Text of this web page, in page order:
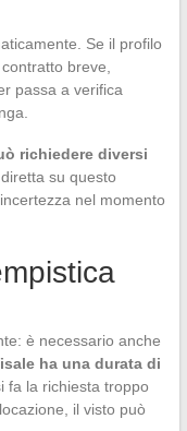
Se il profilo
breve,
passa a verifica
richiedere diversi
su questo
nel momento
è necessario anche
ha una durata di
fa la richiesta troppo
il visto può